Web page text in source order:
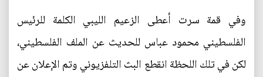
وفي قمة سرت أعطى الزعيم الليبي الكلمة للرئيس
الفلسطيني محمود عباس للحديث عن الملف الفلسطيني،
لكن في تلك اللحظة انقطع البث التلفزيوني وتم الإعلان عن